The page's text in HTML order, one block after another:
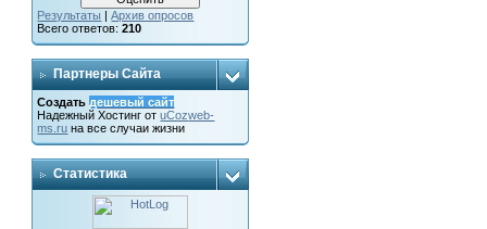
Результаты |Архив опросов
Всего ответов:210
Партнеры Сайта
Создать дешевый сайт
НадежныйХостинг отuCozweb-
ms.ru на все случаи жизни
Статистика